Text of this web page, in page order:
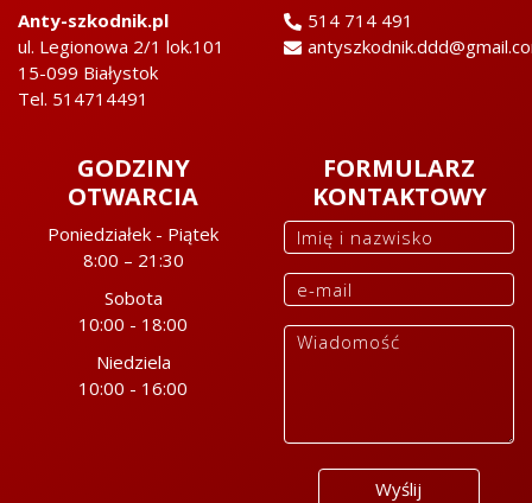
Anty-szkodnik.pl
ul. Legionowa 2/1 lok.101
15-099 Białystok
Tel. 514714491
514 714 491
GODZINY
OTWARCIA
Poniedziałek - Piątek
8:00 – 21:30
Sobota
10:00 - 18:00
Niedziela
10:00 - 16:00
FORMULARZ
KONTAKTOWY